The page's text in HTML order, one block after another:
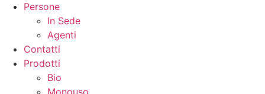
Persone
In Sede
Agenti
Contatti
Prodotti
Bio